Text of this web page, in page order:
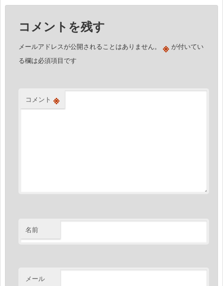
コメントを残す
メールアドレスが公開されることはありません。 ※が付いてい
る欄は必須項目です
コメント ※
名前
メール